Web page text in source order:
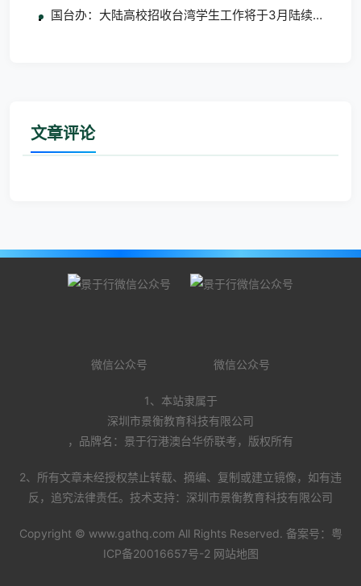
国台办：大陆高校招收台湾学生工作将于3月陆续启动
文章评论
微信公众号 微信公众号
1、本站隶属于
深圳市景衡教育科技有限公司
，品牌名：景于行港澳台华侨联考，版权所有
2、所有文章未经授权禁止转载、摘编、复制或建立镜像，如有违
反，追究法律责任。技术支持：深圳市景衡教育科技有限公司
Copyright © www.gathq.com All Rights Reserved. 备案号： 粤
ICP备20016657号-2 网站地图